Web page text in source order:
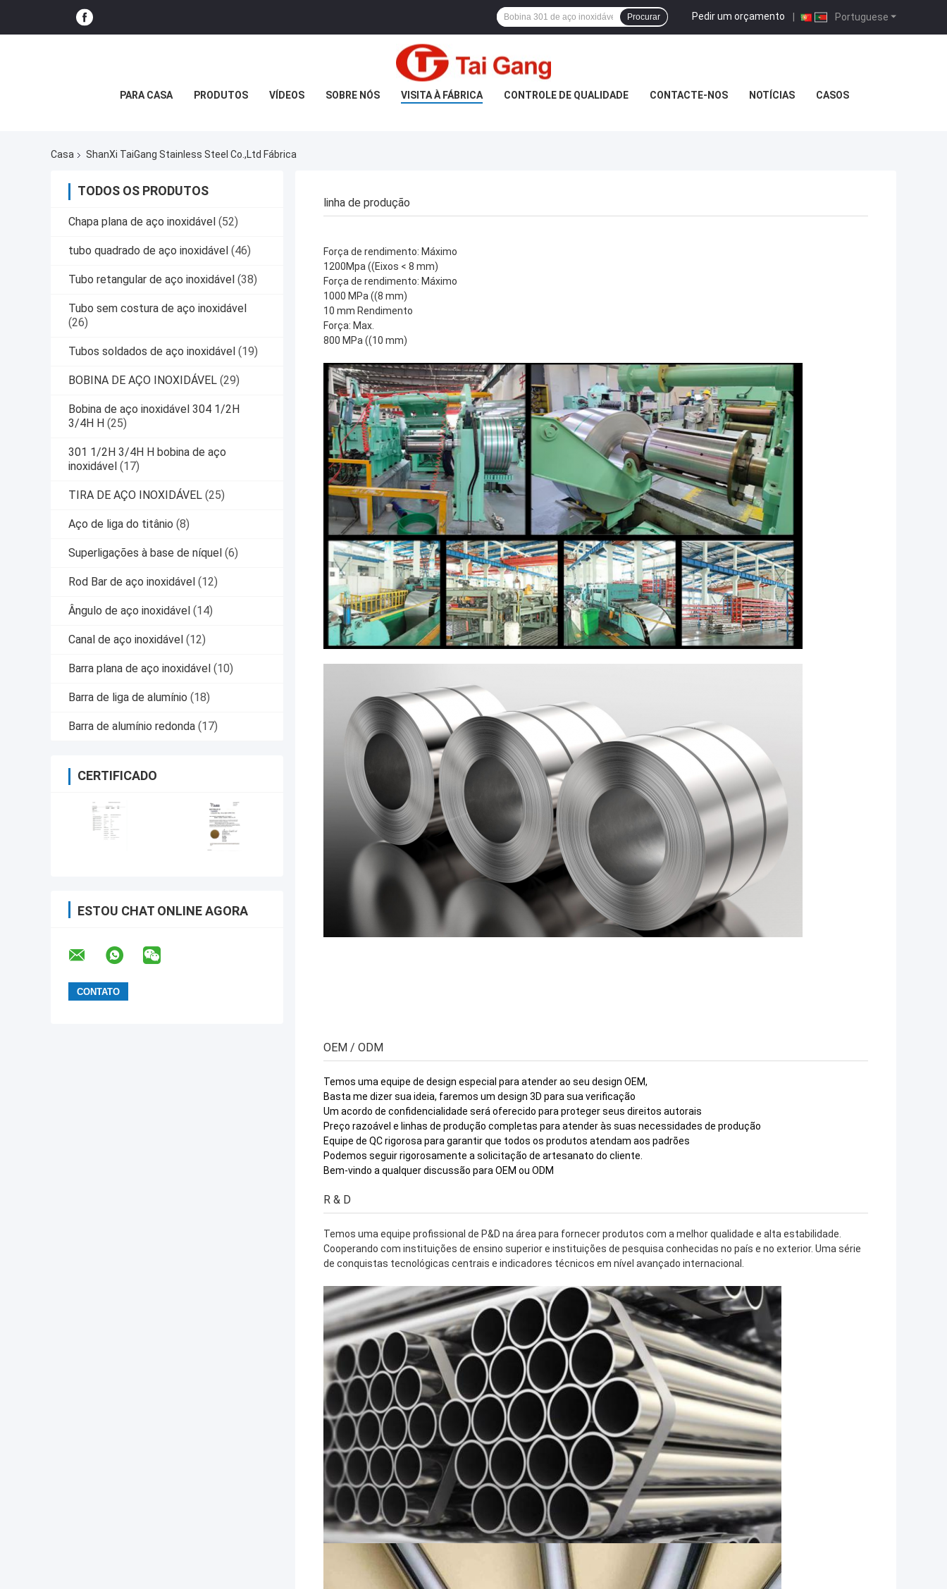
Portuguese
Pedir um orçamento |
Procurar
PARA CASA PRODUTOS VÍDEOS SOBRE NÓS VISITA À FÁBRICA CONTROLE DE QUALIDADE CONTACTE-NOS NOTÍCIAS CASOS
Casa ShanXi TaiGang Stainless Steel Co.,Ltd Fábrica
TODOS OS PRODUTOS
Chapa plana de aço inoxidável (52)
tubo quadrado de aço inoxidável (46)
Tubo retangular de aço inoxidável (38)
Tubo sem costura de aço inoxidável
(26)
Tubos soldados de aço inoxidável (19)
BOBINA DE AÇO INOXIDÁVEL (29)
Bobina de aço inoxidável 304 1/2H
3/4H H (25)
301 1/2H 3/4H H bobina de aço
inoxidável (17)
TIRA DE AÇO INOXIDÁVEL (25)
Aço de liga do titânio (8)
Superligações à base de níquel (6)
Rod Bar de aço inoxidável (12)
Ângulo de aço inoxidável (14)
Canal de aço inoxidável (12)
Barra plana de aço inoxidável (10)
Barra de liga de alumínio (18)
Barra de alumínio redonda (17)
CERTIFICADO
ESTOU CHAT ONLINE AGORA
linha de produção
Força de rendimento: Máximo
1200Mpa ((Eixos < 8 mm)
Força de rendimento: Máximo
1000 MPa ((8 mm)
10 mm Rendimento
Força: Max.
800 MPa ((10 mm)
OEM / ODM
Temos uma equipe de design especial para atender ao seu design OEM,
Basta me dizer sua ideia, faremos um design 3D para sua verificação
Um acordo de confidencialidade será oferecido para proteger seus direitos autorais
Preço razoável e linhas de produção completas para atender às suas necessidades de produção
Equipe de QC rigorosa para garantir que todos os produtos atendam aos padrões
Podemos seguir rigorosamente a solicitação de artesanato do cliente.
Bem-vindo a qualquer discussão para OEM ou ODM
R & D
Temos uma equipe profissional de P&D na área para fornecer produtos com a melhor qualidade e alta estabilidade.
Cooperando com instituições de ensino superior e instituições de pesquisa conhecidas no país e no exterior. Uma série
de conquistas tecnológicas centrais e indicadores técnicos em nível avançado internacional.